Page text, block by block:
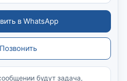
в WhatsApp
Позвонить
будут задача,